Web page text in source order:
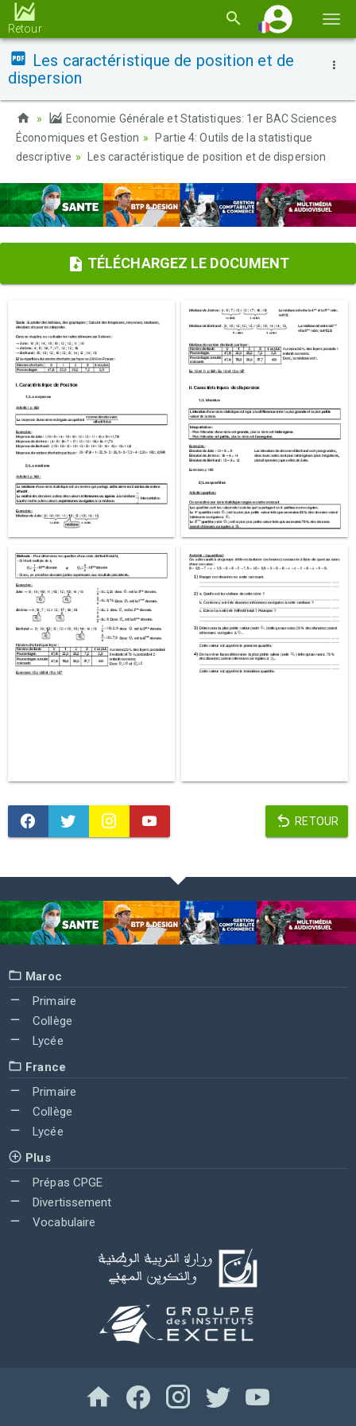
la
Retour
Les caractéristique de position et de
dispersion
Economie Générale et Statistiques: 1er BAC Sciences
Économiques et Gestion
Partie 4: Outils de la statistique
descriptive
Les caractéristique de position et de dispersion
TÉLÉCHARGEZ LE DOCUMENT
RETOUR
Maroc
Primaire
Collège
Lycée
France
Primaire
Collège
Lycée
Plus
Prépas CPGE
Divertissement
Vocabulaire